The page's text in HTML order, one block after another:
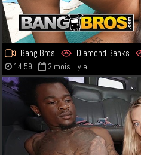
Bang Bros Diamond Banks
14:59 2 mois il y a